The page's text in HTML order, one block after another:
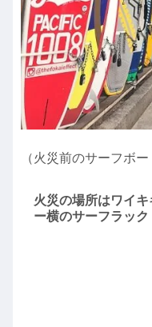
（火災前のサーフボー
火災の場所はワイ
ー横のサーフラック